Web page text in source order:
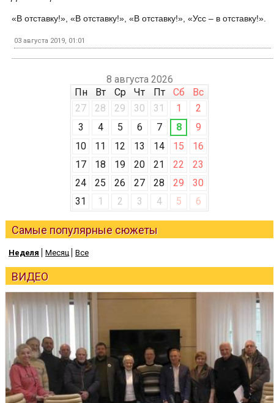
«В отставку!», «В отставку!», «В отставку!», «Усс – в отставку!».
03 августа 2019, 01:01
8 августа 2026
Пн
Вт Ср Чт Пт Сб
Вс
27
28 29 30 31 1
2
3
4 5 6 7 8
9
10
11 12 13 14 15
16
17
18 19 20 21 22
23
24
25 26 27 28 29
30
31
1 2 3 4 5 6
Самые популярные сюжеты
Неделя Месяц Все
ВИДЕО